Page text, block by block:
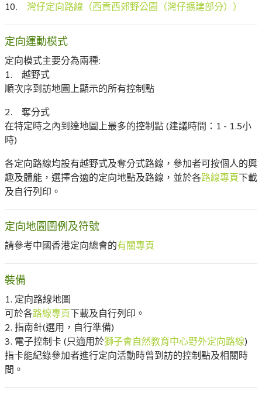
10. 灣仔定向路線（西貢西郊野公園（灣仔擴建部分））
定向運動模式
定向模式主要分為兩種:
1. 越野式
順次序到訪地圖上顯示的所有控制點
2. 奪分式
在特定時之內到達地圖上最多的控制點 (建議時間：1 - 1.5小
時)
各定向路線均設有越野式及奪分式路線，參加者可按個人的興
趣及體能，選擇合適的定向地點及路線，並於各路線專頁下載
及自行列印。
定向地圖圖例及符號
請參考中國香港定向總會的有關專頁
裝備
1. 定向路線地圖
可於各路線專頁下載及自行列印。
2. 指南針(選用，自行準備)
3. 電子控制卡 (只適用於獅子會自然教育中心野外定向路線)
指卡能紀錄參加者進行定向活動時曾到訪的控制點及相關時
間。